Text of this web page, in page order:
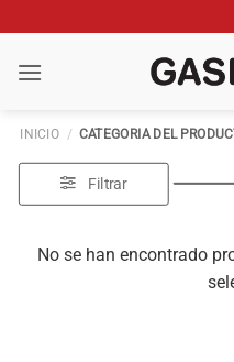
al
contenido
INICIO / CATEGORIA DEL
Filtrar
No se han encontrado